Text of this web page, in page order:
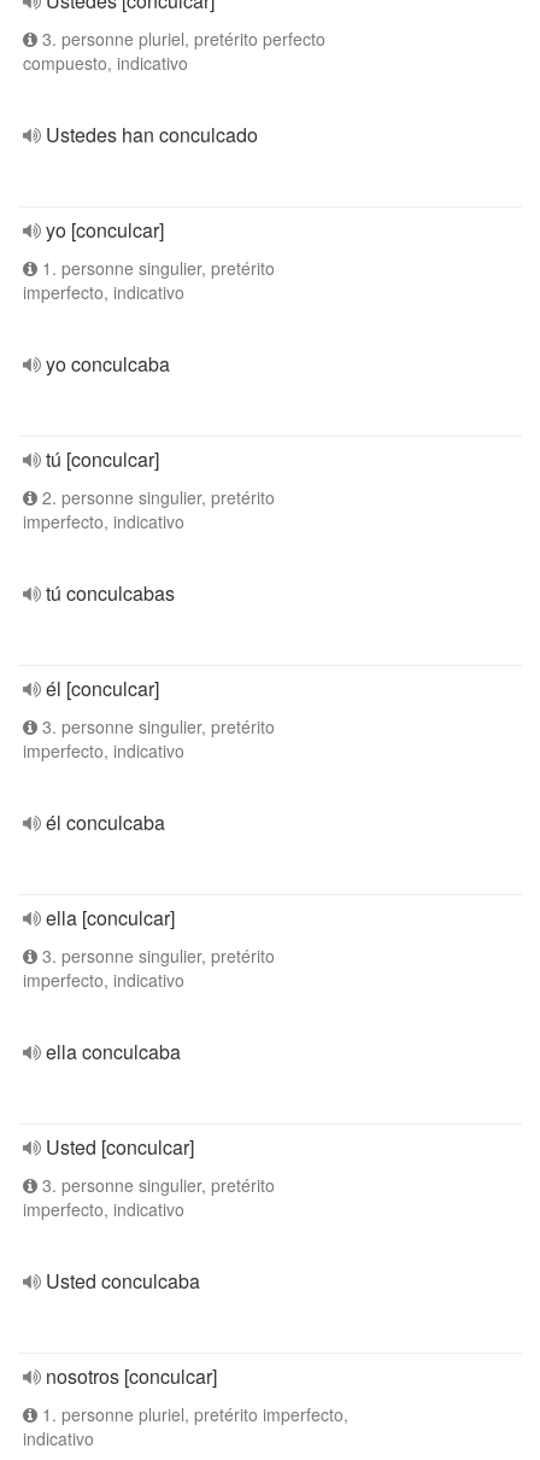
3. personne pluriel, pretérito perfecto
compuesto, indicativo
Ustedes han conculcado
yo [conculcar]
1. personne singulier, pretérito
imperfecto, indicativo
yo conculcaba
tú [conculcar]
2. personne singulier, pretérito
imperfecto, indicativo
tú conculcabas
él [conculcar]
3. personne singulier, pretérito
imperfecto, indicativo
él conculcaba
ella [conculcar]
3. personne singulier, pretérito
imperfecto, indicativo
ella conculcaba
Usted [conculcar]
3. personne singulier, pretérito
imperfecto, indicativo
Usted conculcaba
nosotros [conculcar]
1. personne pluriel, pretérito imperfecto,
indicativo